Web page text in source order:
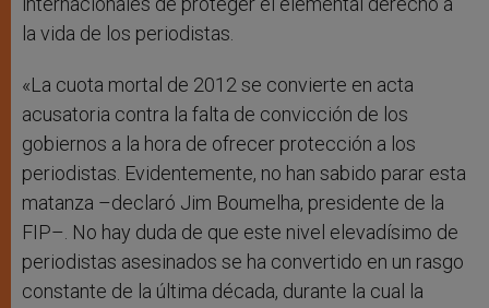
la vida de los periodistas.
«La cuota mortal de 2012 se convierte en acta
acusatoria contra la falta de convicción de los
gobiernos a la hora de ofrecer protección a los
periodistas. Evidentemente, no han sabido parar esta
matanza –declaró Jim Boumelha, presidente de la
FIP–. No hay duda de que este nivel elevadísimo de
periodistas asesinados se ha convertido en un rasgo
constante de la última década, durante la cual la